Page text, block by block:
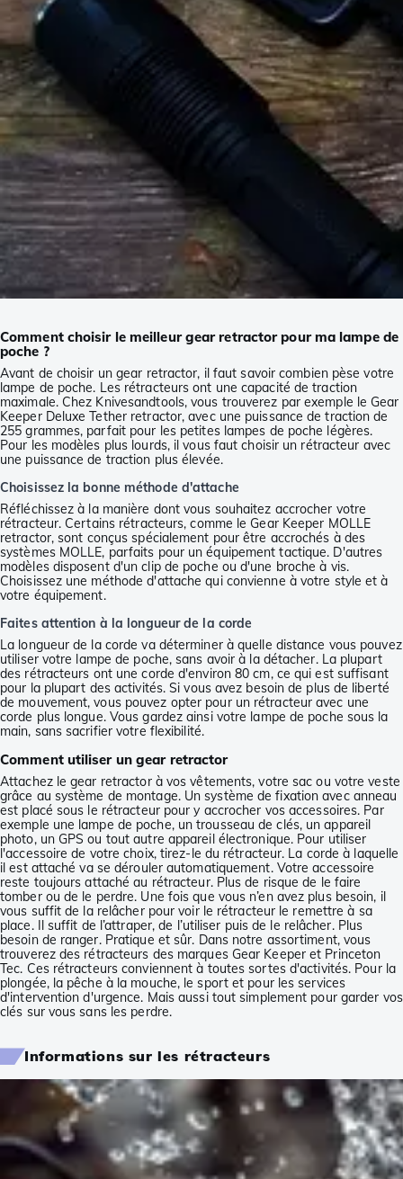
Comment choisir le meilleur gear retractor pour ma lampe de
poche ?
Avant de choisir un gear retractor, il faut savoir combien pèse votre
lampe de poche. Les rétracteurs ont une capacité de traction
maximale. Chez Knivesandtools, vous trouverez par exemple le Gear
Keeper Deluxe Tether retractor, avec une puissance de traction de
255 grammes, parfait pour les petites lampes de poche légères.
Pour les modèles plus lourds, il vous faut choisir un rétracteur avec
une puissance de traction plus élevée.
Choisissez la bonne méthode d'attache
Réfléchissez à la manière dont vous souhaitez accrocher votre
rétracteur. Certains rétracteurs, comme le Gear Keeper MOLLE
retractor, sont conçus spécialement pour être accrochés à des
systèmes MOLLE, parfaits pour un équipement tactique. D'autres
modèles disposent d'un clip de poche ou d'une broche à vis.
Choisissez une méthode d'attache qui convienne à votre style et à
votre équipement.
Faites attention à la longueur de la corde
La longueur de la corde va déterminer à quelle distance vous pouvez
utiliser votre lampe de poche, sans avoir à la détacher. La plupart
des rétracteurs ont une corde d'environ 80 cm, ce qui est suffisant
pour la plupart des activités. Si vous avez besoin de plus de liberté
de mouvement, vous pouvez opter pour un rétracteur avec une
corde plus longue. Vous gardez ainsi votre lampe de poche sous la
main, sans sacrifier votre flexibilité.
Comment utiliser un gear retractor
Attachez le gear retractor à vos vêtements, votre sac ou votre veste
grâce au système de montage. Un système de fixation avec anneau
est placé sous le rétracteur pour y accrocher vos accessoires. Par
exemple une lampe de poche, un trousseau de clés, un appareil
photo, un GPS ou tout autre appareil électronique. Pour utiliser
l'accessoire de votre choix, tirez-le du rétracteur. La corde à laquelle
il est attaché va se dérouler automatiquement. Votre accessoire
reste toujours attaché au rétracteur. Plus de risque de le faire
tomber ou de le perdre. Une fois que vous n’en avez plus besoin, il
vous suffit de la relâcher pour voir le rétracteur le remettre à sa
place. Il suffit de l’attraper, de l’utiliser puis de le relâcher. Plus
besoin de ranger. Pratique et sûr. Dans notre assortiment, vous
trouverez des rétracteurs des marques Gear Keeper et Princeton
Tec. Ces rétracteurs conviennent à toutes sortes d'activités. Pour la
plongée, la pêche à la mouche, le sport et pour les services
d'intervention d'urgence. Mais aussi tout simplement pour garder vos
clés sur vous sans les perdre.
Informations sur les rétracteurs